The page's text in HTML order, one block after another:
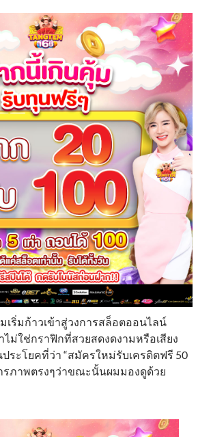
ริ่มก้าวเข้าสู่วงการสล็อตออนไลน์
ม่ใช่กราฟิกที่สวยสดงดงามหรือเสียง
ประโยคที่ว่า “สมัครใหม่รับเครดิตฟรี 50
รภาพตรงๆว่าขณะนั้นผมมองดูด้วย